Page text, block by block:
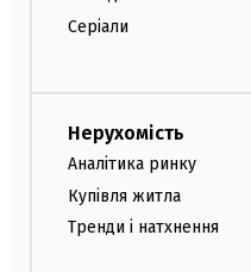
Серіали
Нерухомість
Аналітика ринку
Купівля житла
Тренди і натхнення